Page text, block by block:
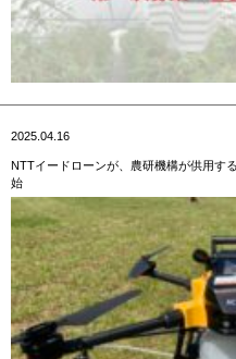
2025.04.16
NTTイードローンが、農研機構が供用す
始